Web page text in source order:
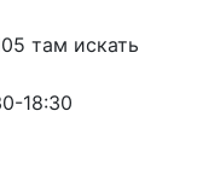
там искать
18:30